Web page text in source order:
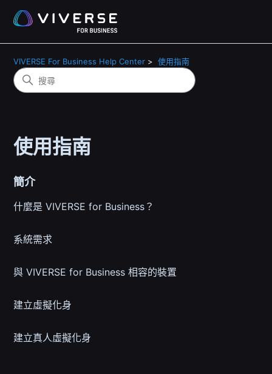
VIVERSE For Business Help Center 使用指南
使用指南
簡介
什麼是 VIVERSE for Business？
系統需求
與 VIVERSE for Business 相容的裝置
建立虛擬化身
建立真人虛擬化身